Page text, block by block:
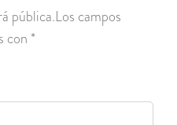
pública.Los campos
con *